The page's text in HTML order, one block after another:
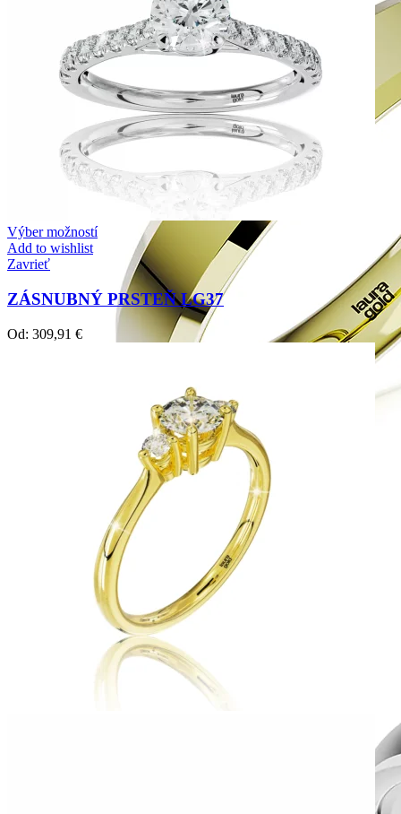
Symphony
Dokonalý lesk tradičného zlata s decentnou iskrou
kamienkov.
Výber možností
Add to wishlist
Zavrieť
ZÁSNUBNÝ PRSTEŇ LG37
Od: 309,91 €